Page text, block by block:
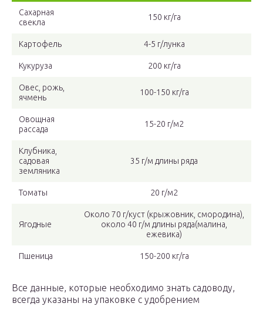
Сахарная
свекла
150 кг/га
Картофель 4-5 г/лунка
Кукуруза 200 кг/га
Овес, рожь,
ячмень
100-150 кг/га
Овощная
рассада
15-20 г/м2
Клубника,
садовая
земляника
35 г/м длины ряда
Томаты 20 г/м2
Ягодные
Около 70 г/куст (крыжовник, смородина),
около 40 г/м длины ряда(малина,
ежевика)
Пшеница 150-200 кг/га
Все данные, которые необходимо знать садоводу,
всегда указаны на упаковке с удобрением